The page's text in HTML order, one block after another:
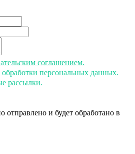
соглашением.
обработки персональных данных.
рассылки.
и будет обработано в